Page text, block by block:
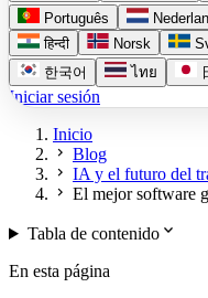
Português
हिन्दी
Norsk
한국어
ไทย
Iniciar sesión
Inicio
chevron_right Blog
chevron_right IA y el futuro del
chevron_right El mejor software
Tabla de contenidoexpand_more
En esta página